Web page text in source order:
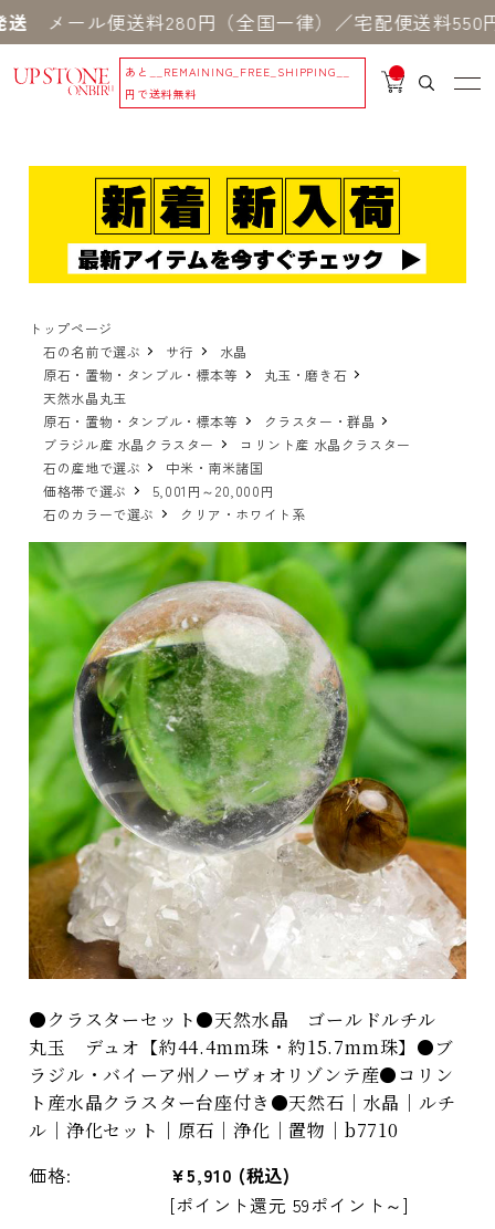
便送料280円（全国一律）／宅配便送料550円 ※一
あと
__REMAINING_FREE_SHIPPING__
円で送料無料
__
IT
_
トップページ
石の名前で選ぶ
サ行
水晶
原石・置物・タンブル・標本等
丸玉・磨き石
天然水晶丸玉
原石・置物・タンブル・標本等
クラスター・群晶
ブラジル産 水晶クラスター
コリント産 水晶クラスター
石の産地で選ぶ
中米・南米諸国
価格帯で選ぶ
5,001円～20,000円
石のカラーで選ぶ
クリア・ホワイト系
●クラスターセット●天然水晶 ゴールドルチル
丸玉 デュオ【約44.4mm珠・約15.7mm珠】●ブ
ラジル・バイーア州ノーヴォオリゾンテ産●コリン
ト産水晶クラスター台座付き●天然石｜水晶｜ルチ
ル｜浄化セット｜原石｜浄化｜置物｜b7710
価格: ¥5,910 (税込)
[ポイント還元 59ポイント～]